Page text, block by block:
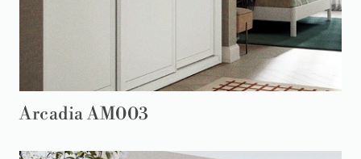
Arcadia AM003